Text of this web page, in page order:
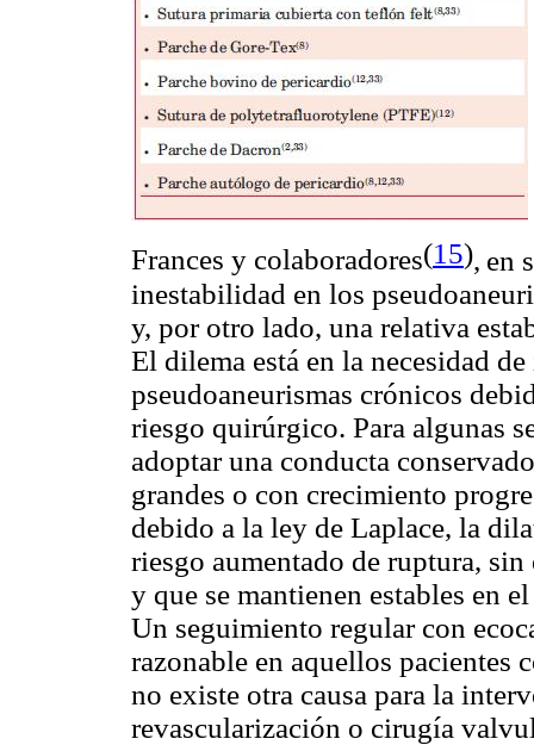
Frances y colaboradores(15), en
inestabilidad en los
y, por otro lado, una relativa
El dilema está en la necesidad
pseudoaneurismas crónicos
riesgo quirúrgico. Para algunas
adoptar una conducta
grandes o con crecimiento
debido a la ley de Laplace, la
riesgo aumentado de ruptura,
y que se mantienen estables en
Un seguimiento regular con
razonable en aquellos pacientes
no existe otra causa para la
revascularización o cirugía